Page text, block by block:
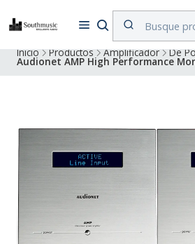
Despacho a todo Chile. Envíos gratuitos
compras superiores a $500.000
Inicio Productos Amplificador De
Audionet AMP High Performance